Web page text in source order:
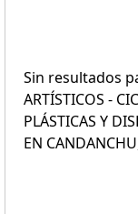
Sin resultados
ARTÍSTICOS -
PLÁSTICAS Y
EN